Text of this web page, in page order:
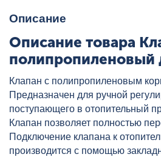
Описание
Описание товара
полипропиленовый
подключения
25x3/4" бел.
VTp.718.V.02505
Клапан с полипропиленовым
Предназначен для ручной
поступающего в отопительный
Клапан позволяет полностью
Подключение клапана к
производится с помощью